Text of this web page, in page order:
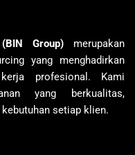
Group) merupakan
yang menghadirkan
profesional. Kami
yang berkualitas,
setiap klien.